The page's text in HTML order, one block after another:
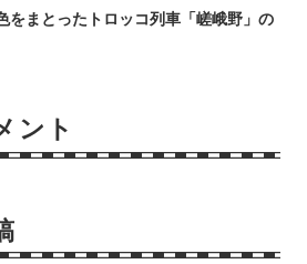
をまとったトロッコ列車「嵯峨野」の
ント